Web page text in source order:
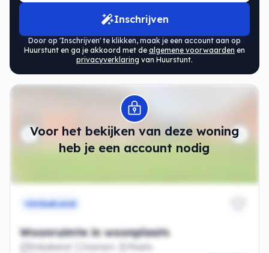
Inschrijven
Door op 'Inschrijven' te klikken, maak je een account aan op
Huurstunt en ga je akkoord met de algemene voorwaarden en
privacyverklaring van Huurstunt.
Voor het bekijken van deze woning
heb je een account nodig
Modal openen
Onbekend
Woonruimte in woonplaats
Onbekend Kamers
Plaats